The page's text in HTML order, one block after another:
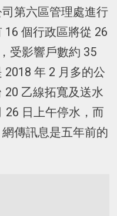
第六區管理處進行
個行政區將從 26
受影響戶數約 35
年 2 月多的公
20 乙線拓寬及送水
26 日上午停水，而
傳訊息是五年前的